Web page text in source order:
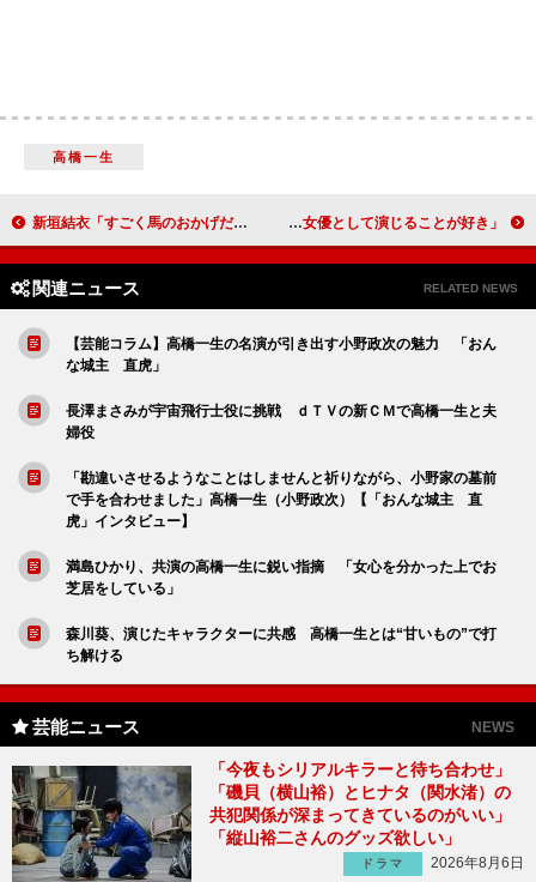
高橋一生
新垣結衣「すごく馬のおかげだなと思います」 東日本大震災を題材としたドラマに出演 のん「仕事ができる楽しさを感じています」 「女優として演じることが好き」
関連ニュース RELATED NEWS
【芸能コラム】高橋一生の名演が引き出す小野政次の魅力 「おん
な城主 直虎」
長澤まさみが宇宙飛行士役に挑戦 ｄＴＶの新ＣＭで高橋一生と夫
婦役
「勘違いさせるようなことはしませんと祈りながら、小野家の墓前
で手を合わせました」高橋一生（小野政次）【「おんな城主 直
虎」インタビュー】
満島ひかり、共演の高橋一生に鋭い指摘 「女心を分かった上でお
芝居をしている」
森川葵、演じたキャラクターに共感 高橋一生とは“甘いもの”で打
ち解ける
芸能ニュース NEWS
「今夜もシリアルキラーと待ち合わせ」
「磯貝（横山裕）とヒナタ（関水渚）の
共犯関係が深まってきているのがいい」
「縦山裕二さんのグッズ欲しい」
ドラマ 2026年8月6日